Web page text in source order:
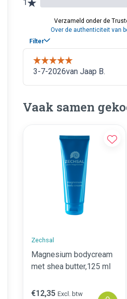
Vaak samen
Zechsal
Magnesium bodycream
met shea butter,125 ml
€12,35 Excl. btw